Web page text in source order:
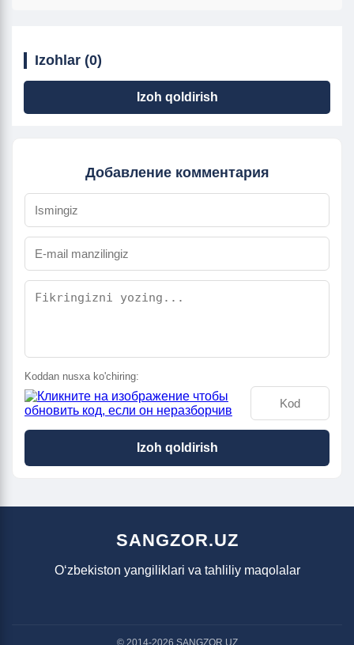
Izohlar (0)
Izoh qoldirish
Добавление комментария
Koddan nusxa ko'chiring:
Izoh qoldirish
SANGZOR.UZ
O‘zbekiston yangiliklari va tahliliy maqolalar